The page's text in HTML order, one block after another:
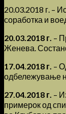
20.03.2018 г. –
соработка и
20.03.2018 г. –
Женева.
17.04.2018 г. –
одбележување
27.04.2018 г. –
примерок од